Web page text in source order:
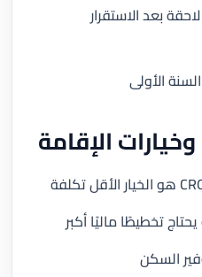
بعد الاستقرار
الأولى
الإقامة
تخطيطًا ماليًا أكبر
السكن